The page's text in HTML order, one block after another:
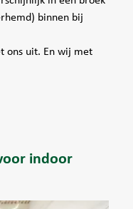
binnen bij
ons uit. En wij met
indoor